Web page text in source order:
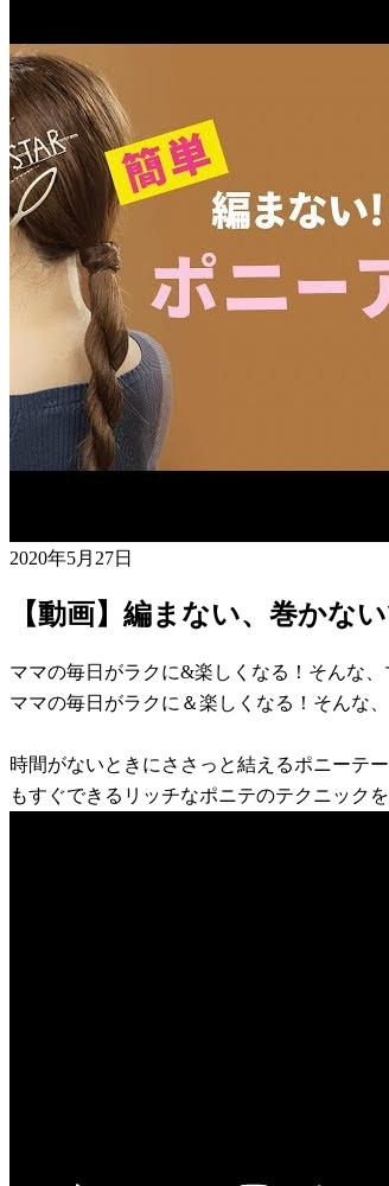
2020年5月27日
【動画】編まない、巻かな
ママの毎日がラクに&楽しくなる！そんな
ママの毎日がラクに＆楽しくなる！そんな
時間がないときにささっと結えるポニーテ
もすぐできるリッチなポニテのテクニック